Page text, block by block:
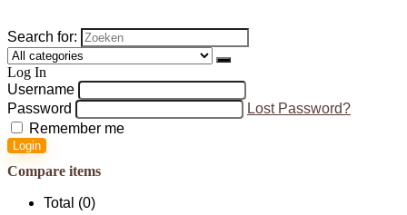
Search for:
Log In
Username
Password
Lost Password?
Remember me
Login
Compare items
Total (0)